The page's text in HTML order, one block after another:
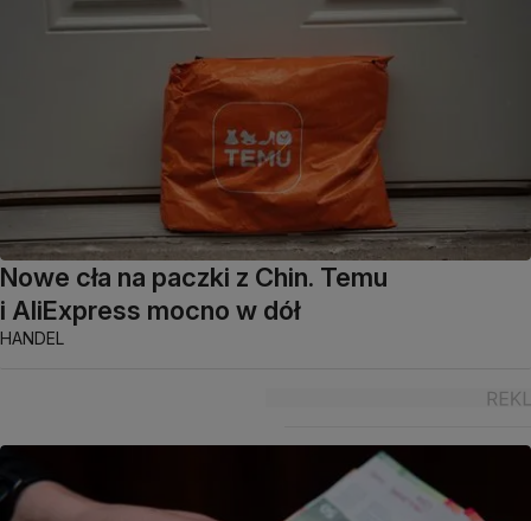
Nowe cła na paczki z Chin. Temu
i AliExpress mocno w dół
HANDEL